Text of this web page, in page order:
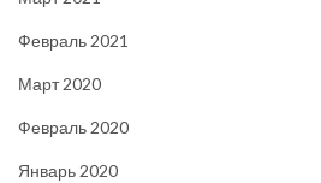
Февраль 2021
Март 2020
Февраль 2020
Январь 2020